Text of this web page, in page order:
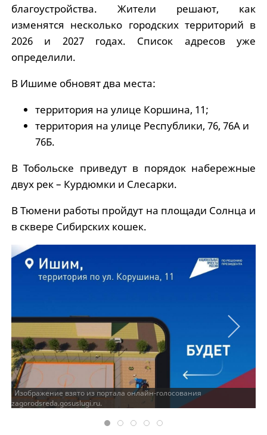
благоустройства. Жители решают, как
изменятся несколько городских территорий в
2026 и 2027 годах. Список адресов уже
определили.
В Ишиме обновят два места:
территория на улице Коршина, 11;
территория на улице Республики, 76, 76А и
76Б.
В Тобольске приведут в порядок набережные
двух рек – Курдюмки и Слесарки.
В Тюмени работы пройдут на площади Солнца и
в сквере Сибирских кошек.
Изображение взято из портала онлайн-голосования
zagorodsreda.gosuslugi.ru.